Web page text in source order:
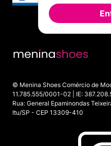
© Menina Shoes Comércio de
11.785.555/0001-02 | IE:
Rua: General Epaminondas
Itu/SP - CEP 13309-410